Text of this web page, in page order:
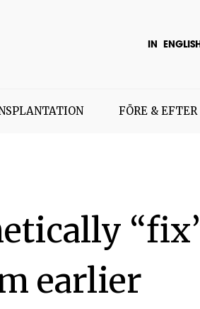
IN
FÖRE & EFTER
earlier